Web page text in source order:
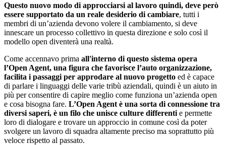
Questo nuovo modo di approcciarsi al lavoro quindi, deve però
essere supportato da un reale desiderio di cambiare, tutti i
membri di un’azienda devono volere il cambiamento, si deve
innescare un processo collettivo in questa direzione e solo così il
modello open diventerà una realtà.
Come accennavo prima all'interno di questo sistema opera
l’Open Agent, una figura che favorisce l’auto organizzazione,
facilita i passaggi per approdare al nuovo progetto ed è capace
di parlare i linguaggi delle varie tribù aziendali, quindi è un aiuto in
più per consentire di capire meglio come funziona un’azienda open
e cosa bisogna fare. L’Open Agent è una sorta di connessione tra
diversi saperi, è un filo che unisce culture differenti e permette
loro di dialogare e trovare un approccio in comune così da poter
svolgere un lavoro di squadra altamente preciso ma soprattutto più
veloce rispetto al passato.